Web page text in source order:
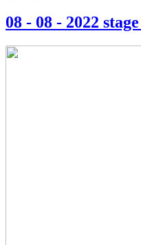
08 - 08 - 2022